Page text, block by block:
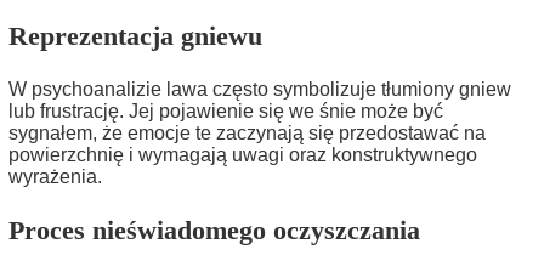
Reprezentacja gniewu
W psychoanalizie lawa często symbolizuje tłumiony gniew
lub frustrację. Jej pojawienie się we śnie może być
sygnałem, że emocje te zaczynają się przedostawać na
powierzchnię i wymagają uwagi oraz konstruktywnego
wyrażenia.
Proces nieświadomego oczyszczania